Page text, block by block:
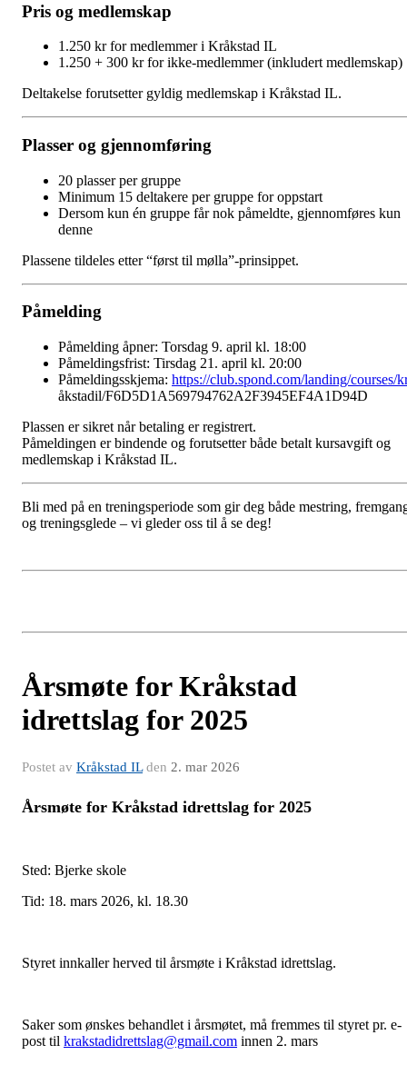
Pris og medlemskap
1.250 kr for medlemmer i Kråkstad IL
1.250 + 300 kr for ikke-medlemmer (inkludert medlemskap)
Deltakelse forutsetter gyldig medlemskap i Kråkstad IL.
Plasser og gjennomføring
20 plasser per gruppe
Minimum 15 deltakere per gruppe for oppstart
Dersom kun én gruppe får nok påmeldte, gjennomføres kun
denne
Plassene tildeles etter “først til mølla”-prinsippet.
Påmelding
Påmelding åpner: Torsdag 9. april kl. 18:00
Påmeldingsfrist: Tirsdag 21. april kl. 20:00
Påmeldingsskjema: https://club.spond.com/landing/courses/
åkstadil/F6D5D1A569794762A2F3945EF4A1D94D
Plassen er sikret når betaling er registrert.
Påmeldingen er bindende og forutsetter både betalt kursavgift og
medlemskap i Kråkstad IL.
Bli med på en treningsperiode som gir deg både mestring,
og treningsglede – vi gleder oss til å se deg!
Årsmøte for Kråkstad
idrettslag for 2025
Postet av Kråkstad ILden 2. mar 2026
Årsmøte for Kråkstad idrettslag for 2025
Sted: Bjerke skole
Tid: 18. mars 2026, kl. 18.30
Styret innkaller herved til årsmøte i Kråkstad idrettslag.
Saker som ønskes behandlet i årsmøtet, må fremmes til styret pr. e-
post til krakstadidrettslag@gmail.com innen 2. mars